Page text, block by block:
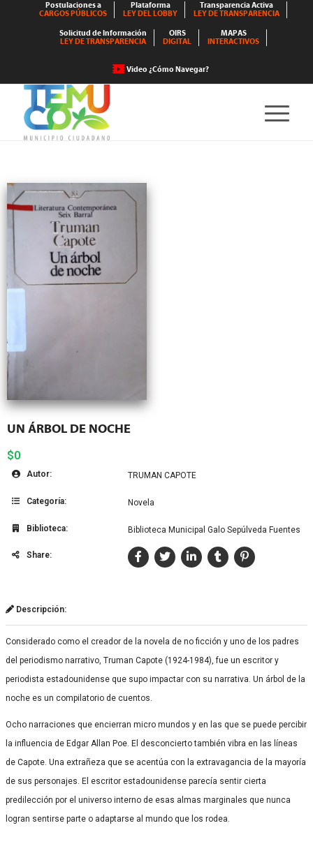
Postulaciones a
CARGOS PÚBLICOS
Plataforma
LEY DEL LOBBY
Transparencia Activa
LEY DE TRANSPARENCIA
Solicitud de Información
LEY DE TRANSPARENCIA
OIRS
DIGITAL
MAPAS
INTERACTIVOS
Video ¿Cómo Navegar?
UN ÁRBOL DE NOCHE
$0
Autor: TRUMAN CAPOTE
Categoría: Novela
Biblioteca: Biblioteca Municipal Galo Sepúlveda Fuentes
Share:
Descripción:
Considerado como el creador de la novela de no ficción y uno de los padres
del periodismo narrativo, Truman Capote (1924-1984), fue un escritor y
periodista estadounidense que supo impactar con su narrativa. Un árbol de la
noche es un compilatorio de cuentos.
Ocho narraciones que encierran micro mundos y en las que se puede percibir
la influencia de Edgar Allan Poe. El desconcierto también vibra en las líneas
de Capote. Una extrañeza que se acentúa con la extravagancia de la mayoría
de sus personajes. El escritor estadounidense parecía sentir cierta
predilección por el universo interno de esas almas marginales que nunca
logran sentirse parte o adaptarse al mundo que los rodea.